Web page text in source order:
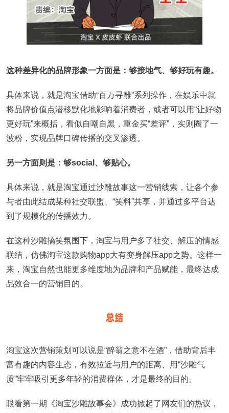
这种差异化的品牌形象一方面是：够接地气、够好玩有趣。
具体来说，就是淘宝借助“百万寻雕”系列操作，在娱乐中就
将品牌价值点潜移默化地影响着消费者，或者可以用“让好物
更好玩”来概括，看似自嘲自黑，重金买“差评”，实则圈了一
波粉，实现品牌口碑传播的交叉渗透。
另一方面则是：够social、够贴心。
具体来说，就是淘宝通过沙雕故事这一营销线索，让各个参
与者由此结成某种社交联盟、“笑料”共享，并通过多平台达
到了规模化的传播效力。
在这种沙雕搞笑氛围下，淘宝与用户多了社交、解压的情感
联结，仿佛淘宝这款购物app大有变身解压app之势。这样一
来，淘宝自然也能更多维度地为品牌和产品赋能，最终达成
品效合一的营销目的。
淘宝这次营销策划可以说是“醉翁之意不在酒”，借助背后丰
富有趣的内容生态，有效拉近与用户的距离、用“沙雕气
质”牢牢吸引更多年轻的消费群体，才是最终的目的。
眼看第一期《淘宝沙雕故事会》成功掀起了网友们的热议，